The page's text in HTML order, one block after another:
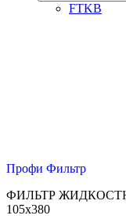
FTKB
Профи Фильтр
ФИЛЬТР
105х380